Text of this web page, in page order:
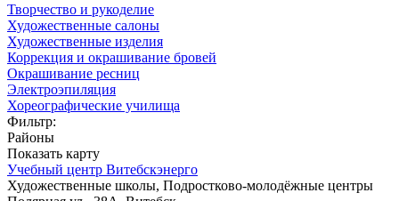
Творчество и рукоделие
Художественные салоны
Художественные изделия
Коррекция и окрашивание бровей
Окрашивание ресниц
Электроэпиляция
Хореографические училища
Фильтр:
Районы
Показать карту
Учебный центр Витебскэнерго
Художественные школы, Подростково-молодёжные центры